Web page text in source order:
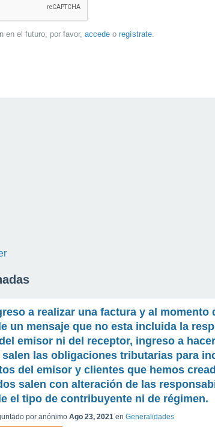
en el futuro, por favor, accede o regístrate
a realizar una factura y al momento
un mensaje que no esta incluida la
emisor ni del receptor, ingreso a
salen las obligaciones tributarias para
del emisor y clientes que hemos
salen con alteración de las
el tipo de contribuyente ni de régimen.
por anónimo Ago 23, 2021 en Generalidades